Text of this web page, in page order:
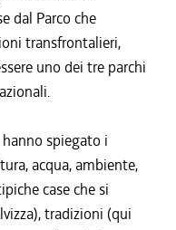
dal Parco che
transfrontalieri,
uno dei tre parchi
spiegato i
acqua, ambiente,
case che si
tradizioni (qui